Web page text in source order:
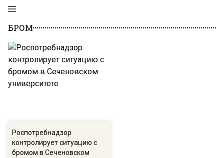
БРОМ
Роспотребнадзор
контролирует ситуацию с
бромом в Сеченовском